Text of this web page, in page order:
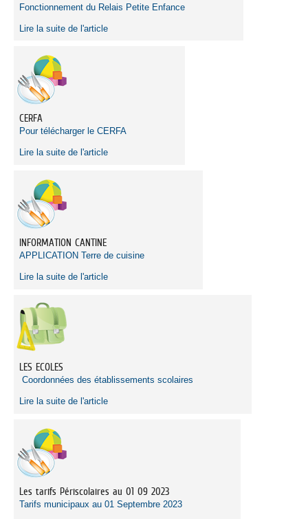
Fonctionnement du Relais Petite Enfance
Lire la suite de l'article
CERFA
Pour télécharger le CERFA
Lire la suite de l'article
INFORMATION CANTINE
APPLICATION Terre de cuisine
Lire la suite de l'article
LES ECOLES
Coordonnées des établissements scolaires
Lire la suite de l'article
Les tarifs Périscolaires au 01 09 2023
Tarifs municipaux au 01 Septembre 2023